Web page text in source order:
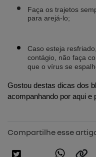
Faça os trajetos
para arejá-lo;
Caso esteja
contágio, não faça
que o vírus se
Gostou destas dicas dos
acompanhando por aqui e
Compartilhe esse